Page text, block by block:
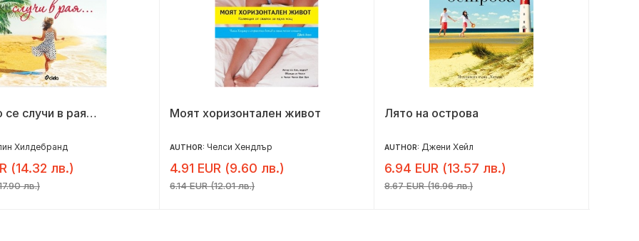
се случи в рая…
Хилдебранд
(14.32 лв.)
лв.)
Моят хоризонтален живот
AUTHOR: Челси Хендлър
4.91 EUR (9.60 лв.)
6.14 EUR (12.01 лв.)
Лято на островa
AUTHOR: Джени Хейл
6.94 EUR (13.57 лв.)
8.67 EUR (16.96 лв.)